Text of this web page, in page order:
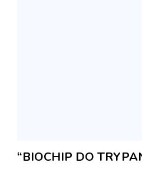
“BIOCHIP DO